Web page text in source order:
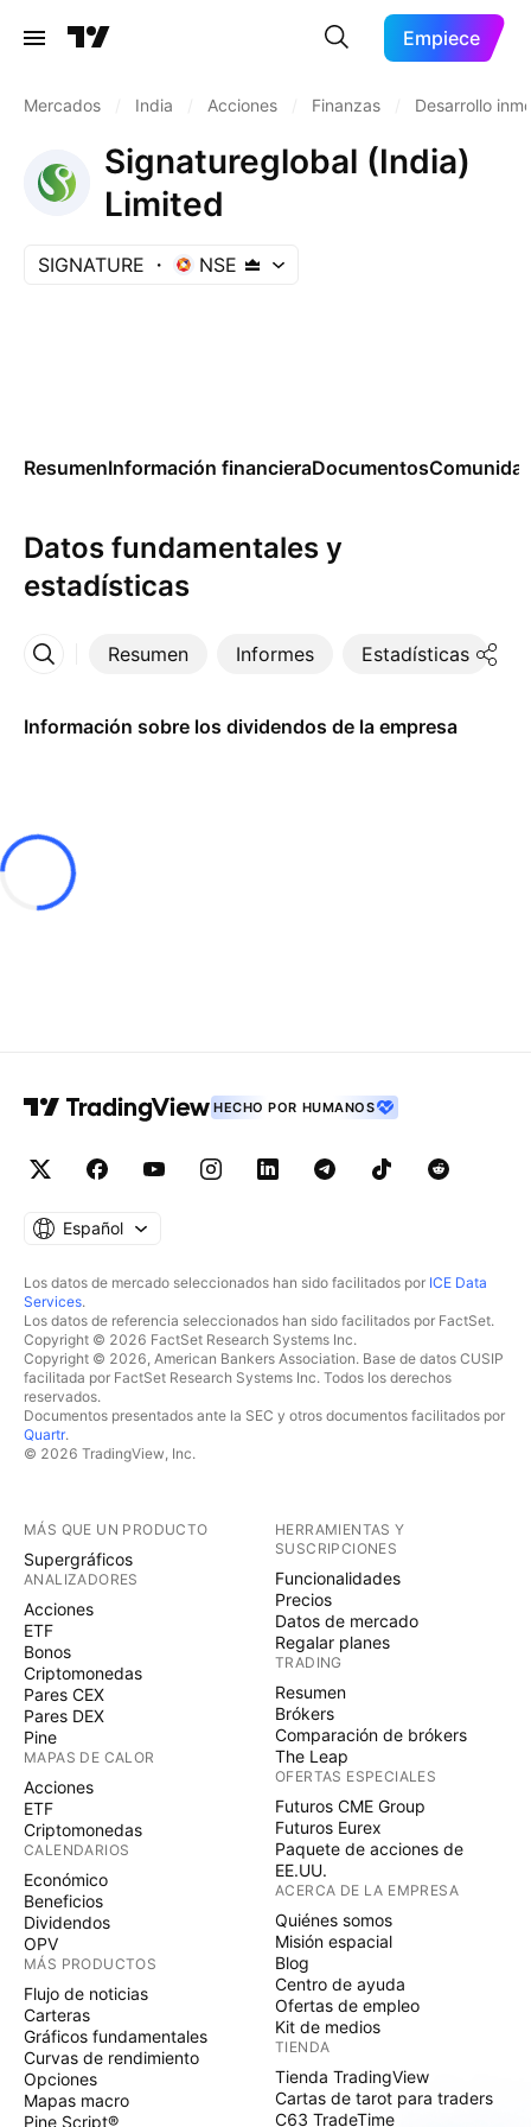
Empiece
Mercados India Acciones Finanzas Desarrollo
Signatureglobal (India)
Limited
SIGNATURE NSE
ResumenInformación financieraDocumentos
Datos fundamentales y
estadísticas
Resumen Informes Estadísticas
Más
Información sobre los dividendos de la empresa
HECHO POR HUMANOS
Español
Los datos de mercado seleccionados han sido facilitados por ICE Data
Services.
Los datos de referencia seleccionados han sido facilitados por FactSet.
Copyright © 2026 FactSet Research Systems Inc.
Copyright © 2026, American Bankers Association. Base de datos CUSIP
facilitada por FactSet Research Systems Inc. Todos los derechos
reservados.
Documentos presentados ante la SEC y otros documentos facilitados por
Quartr.
© 2026 TradingView, Inc.
MÁS QUE UN PRODUCTO
Supergráficos
ANALIZADORES
Acciones
ETF
Bonos
Criptomonedas
Pares CEX
Pares DEX
Pine
MAPAS DE CALOR
Acciones
ETF
Criptomonedas
CALENDARIOS
Económico
Beneficios
Dividendos
OPV
MÁS PRODUCTOS
Flujo de noticias
Carteras
Gráficos fundamentales
Curvas de rendimiento
Opciones
Mapas macro
Pine Script®
HERRAMIENTAS Y
SUSCRIPCIONES
Funcionalidades
Precios
Datos de mercado
Regalar planes
TRADING
Resumen
Brókers
Comparación de brókers
The Leap
OFERTAS ESPECIALES
Futuros CME Group
Futuros Eurex
Paquete de acciones de
EE.UU.
ACERCA DE LA EMPRESA
Quiénes somos
Misión espacial
Blog
Centro de ayuda
Ofertas de empleo
Kit de medios
TIENDA
Tienda TradingView
Cartas de tarot para traders
C63 TradeTime